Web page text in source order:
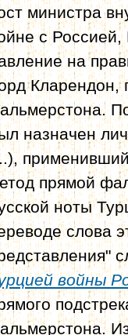
министра
с Россией,
на
Кларендон,
назначен
применивший
прямой
ноты
слова
войны